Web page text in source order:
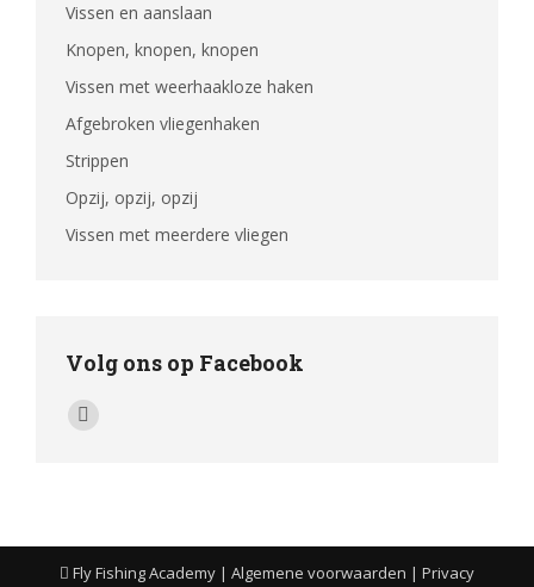
Vissen en aanslaan
Knopen, knopen, knopen
Vissen met weerhaakloze haken
Afgebroken vliegenhaken
Strippen
Opzij, opzij, opzij
Vissen met meerdere vliegen
Volg ons op Facebook
Vind ons op:
Facebook
new
Fly Fishing Academy | Algemene voorwaarden | Privacy